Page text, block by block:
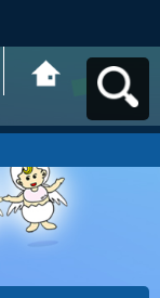
ラミラネットへ